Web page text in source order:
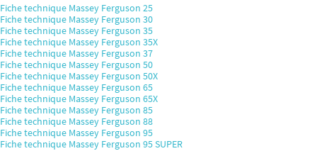
Fiche technique Massey Ferguson 25
Fiche technique Massey Ferguson 30
Fiche technique Massey Ferguson 35
Fiche technique Massey Ferguson 35X
Fiche technique Massey Ferguson 37
Fiche technique Massey Ferguson 50
Fiche technique Massey Ferguson 50X
Fiche technique Massey Ferguson 65
Fiche technique Massey Ferguson 65X
Fiche technique Massey Ferguson 85
Fiche technique Massey Ferguson 88
Fiche technique Massey Ferguson 95
Fiche technique Massey Ferguson 95 SUPER